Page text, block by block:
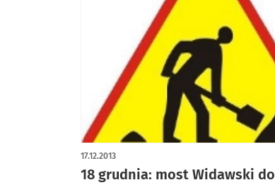
18 grudnia: most Widawski do
17.12.2013